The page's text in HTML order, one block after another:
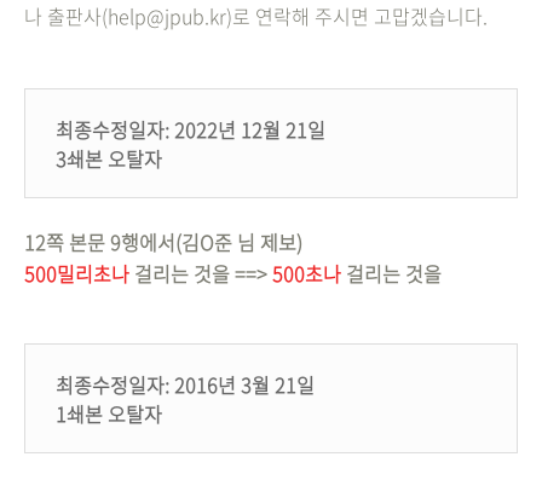
나 출판사(help@jpub.kr)로 연락해 주시면 고맙겠습니다.
최종수정일자: 2022년 12월 21일
3쇄본 오탈자
12쪽 본문 9행에서(김O준 님 제보)
500밀리초나 걸리는 것을 ==>500초나 걸리는 것을
최종수정일자: 2016년 3월 21일
1쇄본 오탈자